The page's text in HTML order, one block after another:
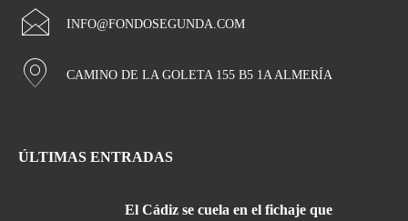
INFO@FONDOSEGUNDA.COM
CAMINO DE LA GOLETA 155 B5 1A ALMERÍA
ÚLTIMAS ENTRADAS
El Cádiz se cuela en el fichaje que